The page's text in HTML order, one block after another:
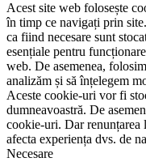
Acest site web folosește
în timp ce navigați prin
ca fiind necesare sunt
esențiale pentru
web. De asemenea,
analizăm și să înțelegem
Aceste cookie-uri vor fi
dumneavoastră. De
cookie-uri. Dar renunțarea
afecta experiența dvs. de
Necesare